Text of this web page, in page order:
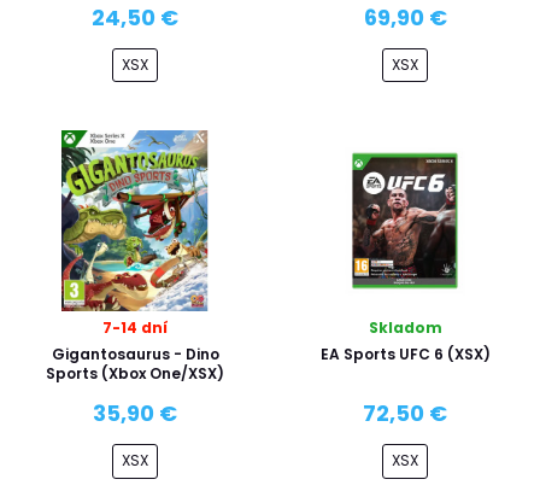
24,50 €
XSX
69,90 €
XSX
7-14 dní
Gigantosaurus - Dino
Sports (Xbox One/XSX)
35,90 €
XSX
Skladom
EA Sports UFC 6 (XSX)
72,50 €
XSX